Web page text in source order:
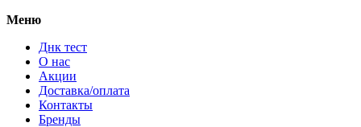
Меню
Днк тест
О нас
Акции
Доставка/оплата
Контакты
Бренды